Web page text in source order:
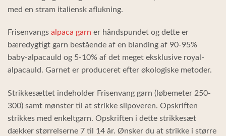
med en stram italiensk aflukning.
Frisenvangs alpaca garn er håndspundet og dette er
bæredygtigt garn bestående af en blanding af 90-95%
baby-alpacauld og 5-10% af det meget eksklusive royal-
alpacauld. Garnet er produceret efter økologiske metoder.
Strikkesættet indeholder Frisenvang garn (løbemeter 250-
300) samt mønster til at strikke slipoveren. Opskriften
strikkes med enkeltgarn. Opskriften i dette strikkesæt
dækker størrelserne 7 til 14 år. Ønsker du at strikke i større